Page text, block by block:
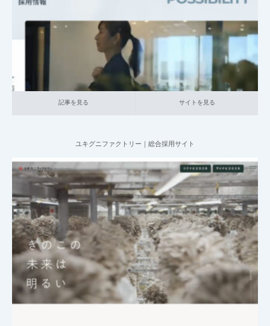
記事を見る サイトを見る
記事を見る サイトを見る
ユキグニファクトリー｜総合採用サイト
2025.07.09
004_総合採用サイト 014_食品 大企業の採用サイト 本社が地方の企
業
記事を見る サイトを見る